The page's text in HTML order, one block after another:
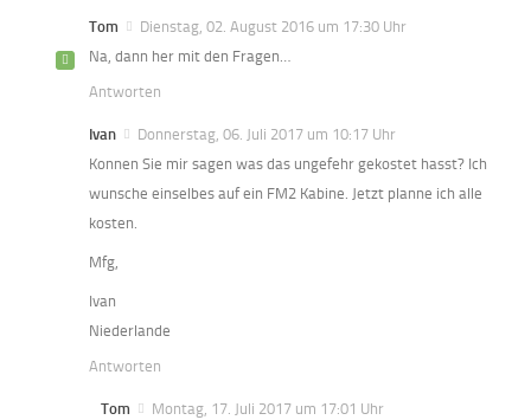
Tom
Dienstag, 02. August 2016 um 17:30 Uhr
Na, dann her mit den Fragen…
Antworten
Ivan
Donnerstag, 06. Juli 2017 um 10:17 Uhr
Konnen Sie mir sagen was das ungefehr gekostet hasst? Ich
wunsche einselbes auf ein FM2 Kabine. Jetzt planne ich alle
kosten.
Mfg,
Ivan
Niederlande
Antworten
Tom
Montag, 17. Juli 2017 um 17:01 Uhr